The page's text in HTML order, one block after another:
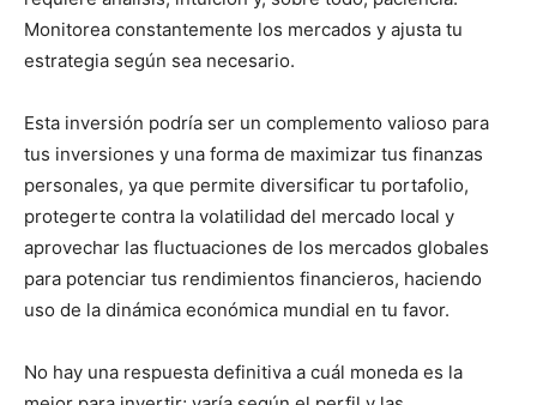
Monitorea constantemente los mercados y ajusta tu
estrategia según sea necesario.
Esta inversión podría ser un complemento valioso para
tus inversiones y una forma de maximizar tus finanzas
personales, ya que permite diversificar tu portafolio,
protegerte contra la volatilidad del mercado local y
aprovechar las fluctuaciones de los mercados globales
para potenciar tus rendimientos financieros, haciendo
uso de la dinámica económica mundial en tu favor.
No hay una respuesta definitiva a cuál moneda es la